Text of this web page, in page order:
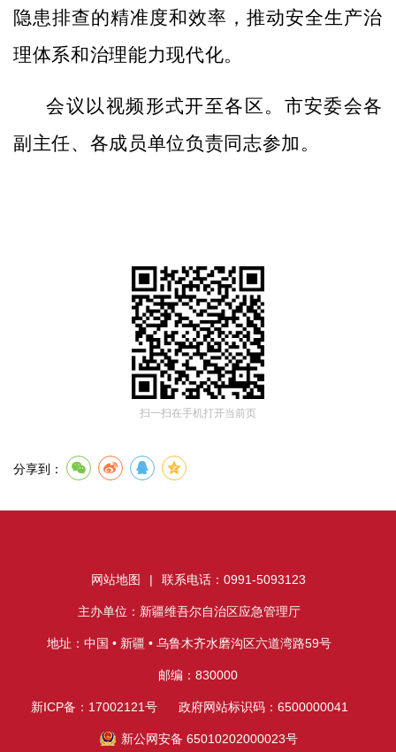
隐患排查的精准度和效率，推动安全生产治
理体系和治理能力现代化。
会议以视频形式开至各区。市安委会各
副主任、各成员单位负责同志参加。
扫一扫在手机打开当前页
分享到：
网站地图 | 联系电话：0991-5093123
主办单位：新疆维吾尔自治区应急管理厅
地址：中国 • 新疆 • 乌鲁木齐水磨沟区六道湾路59号
邮编：830000
新ICP备：17002121号 政府网站标识码：6500000041
新公网安备 65010202000023号